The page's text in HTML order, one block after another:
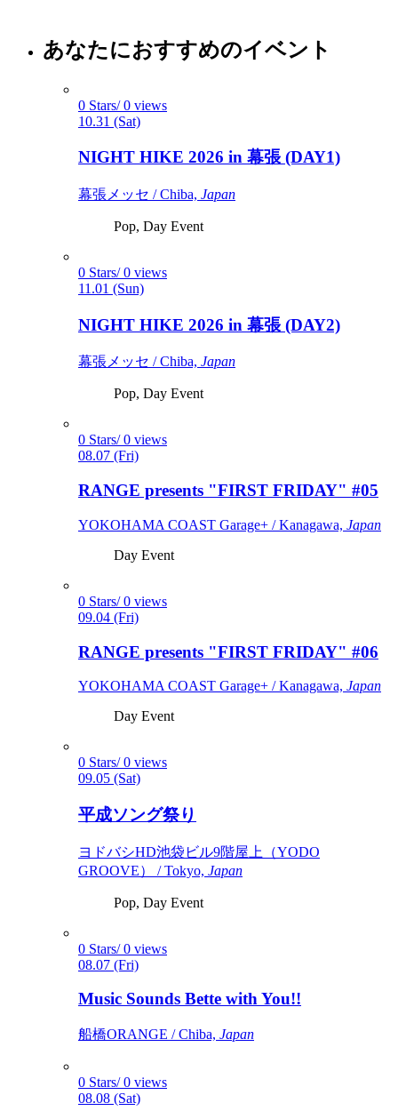
あなたにおすすめのイベント
0 Stars/ 0 views
10.31 (Sat)
NIGHT HIKE 2026 in 幕張 (DAY1)
幕張メッセ / Chiba, Japan
Pop, Day Event
0 Stars/ 0 views
11.01 (Sun)
NIGHT HIKE 2026 in 幕張 (DAY2)
幕張メッセ / Chiba, Japan
Pop, Day Event
0 Stars/ 0 views
08.07 (Fri)
RANGE presents "FIRST FRIDAY" #05
YOKOHAMA COAST Garage+ / Kanagawa, Japan
Day Event
0 Stars/ 0 views
09.04 (Fri)
RANGE presents "FIRST FRIDAY" #06
YOKOHAMA COAST Garage+ / Kanagawa, Japan
Day Event
0 Stars/ 0 views
09.05 (Sat)
平成ソング祭り
ヨドバシHD池袋ビル9階屋上（YODO
GROOVE） / Tokyo, Japan
Pop, Day Event
0 Stars/ 0 views
08.07 (Fri)
Music Sounds Bette with You!!
船橋ORANGE / Chiba, Japan
0 Stars/ 0 views
08.08 (Sat)